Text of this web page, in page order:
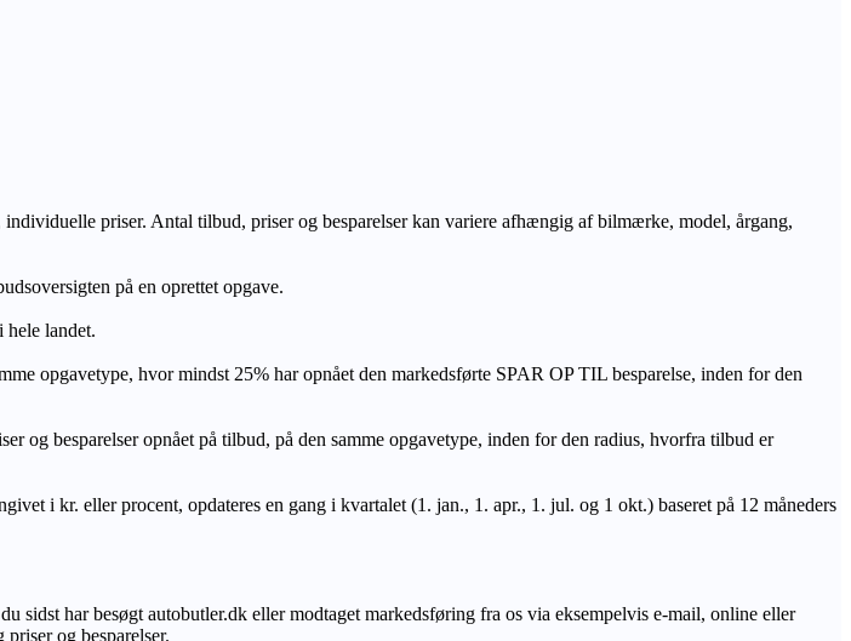
priser. Antal tilbud, priser og besparelser kan variere afhængig af bilmærke, model, årgang,
på en oprettet opgave.
landet.
opgavetype, hvor mindst 25% har opnået den markedsførte SPAR OP TIL besparelse, inden for den
besparelser opnået på tilbud, på den samme opgavetype, inden for den radius, hvorfra tilbud er
i kr. eller procent, opdateres en gang i kvartalet (1. jan., 1. apr., 1. jul. og 1 okt.) baseret på 12 måneders
har besøgt autobutler.dk eller modtaget markedsføring fra os via eksempelvis e-mail, online eller
og besparelser.